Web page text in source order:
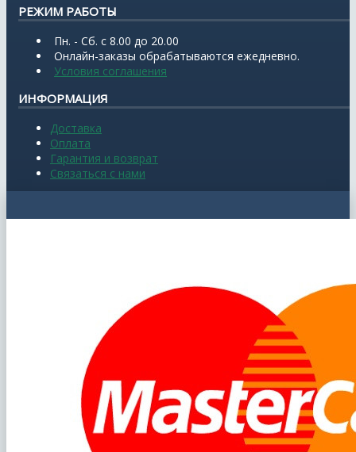
РЕЖИМ РАБОТЫ
Пн. - Сб. с 8.00 до 20.00
Онлайн-заказы обрабатываются ежедневно.
Условия соглашения
ИНФОРМАЦИЯ
Доставка
Оплата
Гарантия и возврат
Связаться с нами